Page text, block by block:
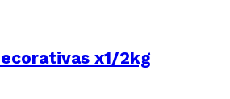
x1/2kg